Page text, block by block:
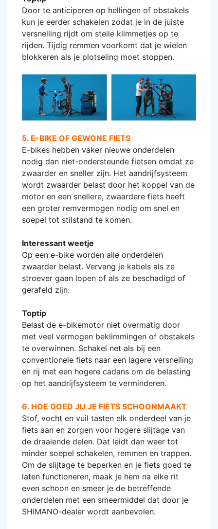
Door te anticiperen op hellingen of obstakels
kun je eerder schakelen zodat je in de juiste
versnelling rijdt om steile klimmetjes op te
rijden. Tijdig remmen voorkomt dat je wielen
blokkeren als je plotseling moet stoppen.
5. E-BIKE OF GEWONE FIETS
E-bikes hebben vaker nieuwe onderdelen
nodig dan niet-ondersteunde fietsen omdat ze
zwaarder en sneller zijn. Het aandrijfsysteem
wordt zwaarder belast door het koppel van de
motor en een snellere, zwaardere fiets heeft
een groter remvermogen nodig om snel en
soepel tot stilstand te komen.
Interessant weetje
Op een e-bike worden alle onderdelen
zwaarder belast. Vervang je kabels als ze
stroever gaan lopen of als ze beschadigd of
gerafeld zijn.
Toptip
Belast de e-bikemotor niet overmatig door
met veel vermogen beklimmingen of obstakels
te overwinnen. Schakel net als bij een
conventionele fiets naar een lagere versnelling
en rij met een hogere cadans om de belasting
op het aandrijfsysteem te verminderen.
6. HOE GOED JIJ JE FIETS SCHOONMAAKT
Stof, vocht en vuil tasten elk onderdeel van je
fiets aan en zorgen voor hogere slijtage van
de draaiende delen. Dat leidt dan weer tot
minder soepel schakelen, remmen en trappen.
Om de slijtage te beperken en je fiets goed te
laten functioneren, maak je hem na elke rit
even schoon en smeer je de betreffende
onderdelen met een smeermiddel dat door je
SHIMANO-dealer wordt aanbevolen.